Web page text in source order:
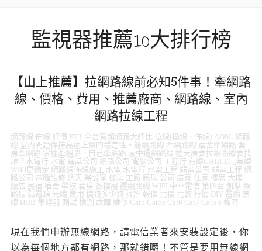
監視器推薦10大排行榜
【山上推薦】拉網路線前必知5件事！牽網路
線、價格、費用、推薦廠商、網路線、室內
網路拉線工程
網路線 佈線 評價 PTT 全台寬頻網路大評比 拉線(換線、佈線) ADSL 網路
線 室內問題保持高速上網的穩定性。簽網路線 牽網路線 宿舍牽網路 套
房牽網路 家裡牽網路、自己牽網路 家中遷網路線 透天厝要拉網路線要找
誰？水電行 水電 電話公司 網路公司 電腦公司 工程行 有線CABLE比無線
WIFI更穩定 網路線佈線施工 水電 水電行 水電工程 弱電公司 弱電工程 網
路公司 電腦維修 透天 辦公室 機房 工廠 廠房 公司 店家 住家 樓層 大樓
飯店 民宿 宿舍 學校 套房 各樓層 遷網路線 WIFI 中華電信 第四台 凱擘 網
路線 弱電箱 光纖 費用 價錢多少錢 找誰 報價 比價 比較 行情 DIY 電腦 無
線 HUB 集線器 測試 檢測 故障 維修 Cat5 Cat5e Cat6 Cat7 Cat5 e 標案
現在我們申辦無線網路，請電信業者來安裝設定後，你
以為每個地方都有網路，那就錯囉！不管是要用無線網